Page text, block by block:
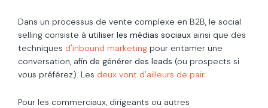
Dans un processus de vente complexe en B2B, le social
selling consiste à utiliser les médias sociaux ainsi que des
techniques d'inbound marketing pour entamer une
conversation, afin de générer des leads (ou prospects si
vous préférez). Les deux vont d'ailleurs de pair.
Pour les commerciaux, dirigeants ou autres